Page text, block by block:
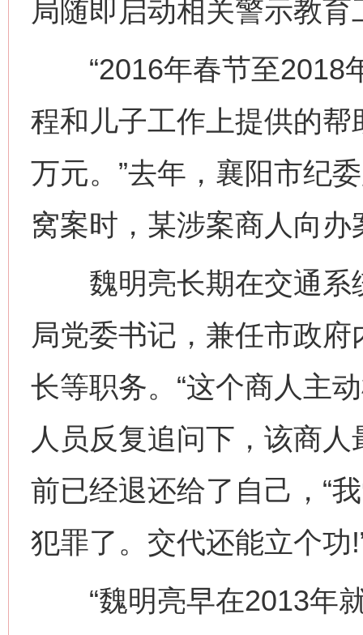
局随即启动相关警示教
“2016年春节至2018
程和儿子工作上提供的
万元。”去年，襄阳市纪
窝案时，某涉案商人向
魏明亮长期在交通系
局党委书记，兼任市政
长等职务。“这个商人主
人员反复追问下，该商
前已经退还给了自己，“
犯罪了。交代还能立个功
“魏明亮早在2013年就